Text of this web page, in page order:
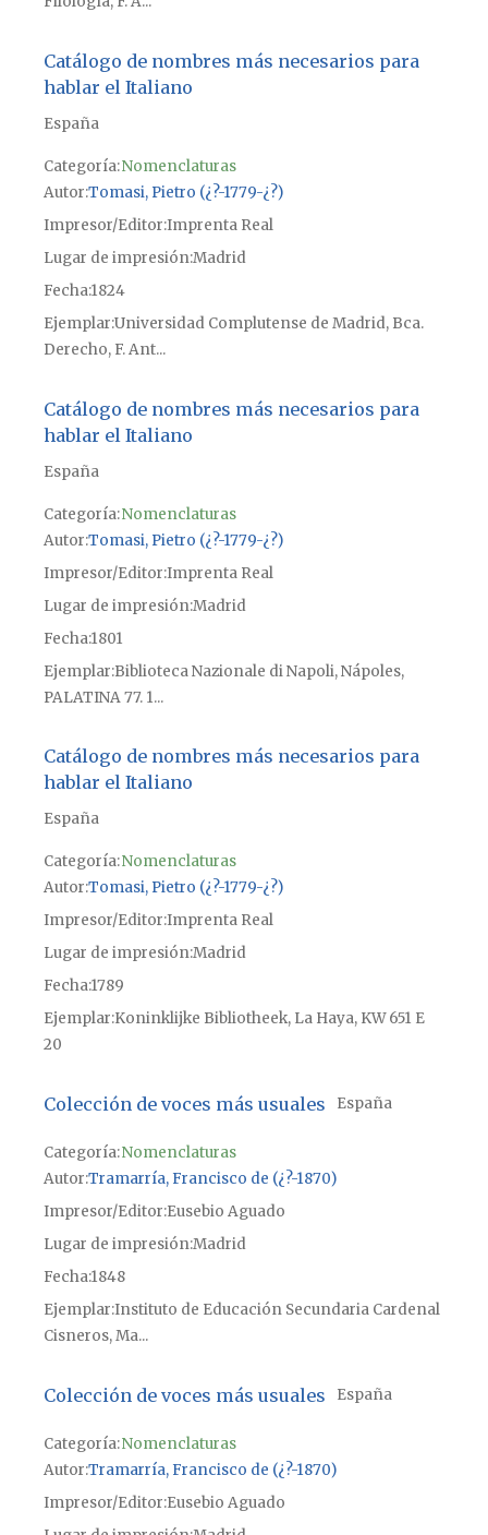
Catálogo de nombres más necesarios para
hablar el Italiano
España
Categoría:Nomenclaturas
Autor Tomasi, Pietro (¿?-1779-¿?)
Impresor/Editor Imprenta Real
Lugar de impresiónMadrid
Fecha1824
Ejemplar Universidad Complutense de Madrid, Bca.
Derecho, F. Ant...
Catálogo de nombres más necesarios para
hablar el Italiano
España
Categoría:Nomenclaturas
Autor Tomasi, Pietro (¿?-1779-¿?)
Impresor/Editor Imprenta Real
Lugar de impresiónMadrid
Fecha1801
Ejemplar Biblioteca Nazionale di Napoli, Nápoles,
PALATINA 77. 1...
Catálogo de nombres más necesarios para
hablar el Italiano
España
Categoría:Nomenclaturas
Autor Tomasi, Pietro (¿?-1779-¿?)
Impresor/Editor Imprenta Real
Lugar de impresiónMadrid
Fecha1789
Ejemplar Koninklijke Bibliotheek, La Haya, KW 651 E
20
Colección de voces más usuales España
Categoría:Nomenclaturas
Autor Tramarría, Francisco de (¿?-1870)
Impresor/Editor Eusebio Aguado
Lugar de impresiónMadrid
Fecha1848
Ejemplar Instituto de Educación Secundaria Cardenal
Cisneros, Ma...
Colección de voces más usuales España
Categoría:Nomenclaturas
Autor Tramarría, Francisco de (¿?-1870)
Impresor/Editor Eusebio Aguado